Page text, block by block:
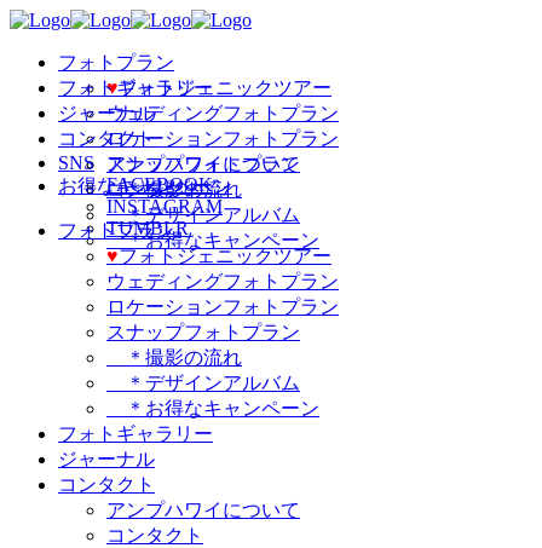
フォトプラン
♥️フォトジェニックツアー
ウェディングフォトプラン
ロケーションフォトプラン
スナップフォトプラン
＊撮影の流れ
＊デザインアルバム
＊お得なキャンペーン
フォトギャラリー
ジャーナル
コンタクト
アンプハワイについて
コンタクト
SNS
FACEBOOK
INSTAGRAM
TUMBLR
お得なキャンペーン
フォトプラン
♥️フォトジェニックツアー
ウェディングフォトプラン
ロケーションフォトプラン
スナップフォトプラン
＊撮影の流れ
＊デザインアルバム
＊お得なキャンペーン
フォトギャラリー
ジャーナル
コンタクト
アンプハワイについて
コンタクト